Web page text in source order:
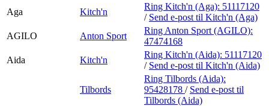
Aga
Kitch'n
Ring Kitch'n (Aga): 51117120
/ Send e-post til Kitch'n (Aga)
AGILO
Anton Sport
Ring Anton Sport (AGILO):
47474168
Aida
Kitch'n
Ring Kitch'n (Aida): 51117120
/ Send e-post til Kitch'n (Aida)
Tilbords
Ring Tilbords (Aida):
95428178 / Send e-post til
Tilbords (Aida)